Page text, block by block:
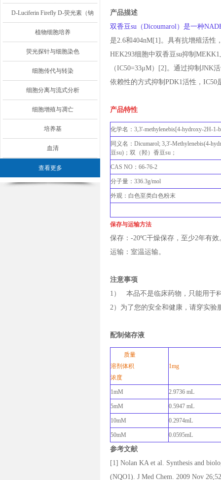
D-Luciferin Firefly D-荧光素（钠
盐/钾盐/游离酸）
植物细胞培养
荧光探针与细胞染色
细胞传代与转染
细胞分离与流式分析
细胞增殖与凋亡
培养基
血清
查看更多
产品描述
双香豆su（Dicoumarol）是一种
是2.6和404nM[1]。具有抗增殖活性
HEK293细胞中双香豆su抑制
（IC50=33μM）[2]。通过抑制JNK
依赖性的方式抑制PDK1活性，
产品特性
化学名：3,3'-methylenebis[4-hydroxy-2H-1-
同义名：Dicumarol; 3,3'-Methylenebis(4-
豆su)；双（羟）香豆su；
CAS NO：66-76-2
分子量：336.3g/mol
外观：白色至类白色粉末
保存与运输方法
保存：-20ºC干燥保存，至少2年有效
运输：室温运输。
注意事项
1） 本品不是临床药物，只能用于
2）为了您的安全和健康，请穿实验
配制储存液
质量
溶剂体积
浓度
1mg
1mM 2.9736 mL
5mM 0.5947 mL
10mM 0.2974mL
50mM 0.0595mL
参考文献
[1] Nolan KA et al. Synthesis and
(NQO1). J Med Chem. 2009 Nov